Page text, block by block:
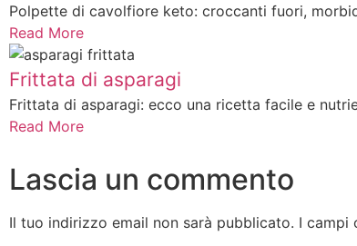
Polpette di cavolfiore keto: croccanti fuori,
Read More
Frittata di asparagi
Frittata di asparagi: ecco una ricetta facile e
Read More
Lascia un commento
Il tuo indirizzo email non sarà pubblicato. I campi